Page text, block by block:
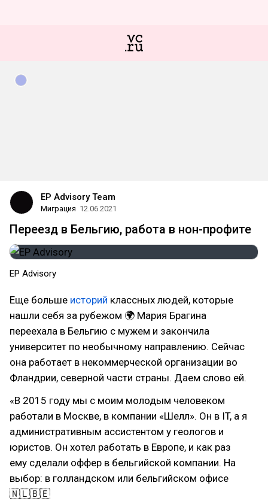
EP Advisory Team
Миграция 12.06.2021
Переезд в Бельгию, работа в нон-профите
EP Advisory
Еще больше историй классных людей, которые
нашли себя за рубежом 🌍 Мария Брагина
переехала в Бельгию с мужем и закончила
университет по необычному направлению. Сейчас
она работает в некоммерческой организации во
Фландрии, северной части страны. Даем слово ей.
«В 2015 году мы с моим молодым человеком
работали в Москве, в компании «Шелл». Он в IT, а я
административным ассистентом у геологов и
юристов. Он хотел работать в Европе, и как раз
ему сделали оффер в бельгийской компании. На
выбор: в голландском или бельгийском офисе
🇳🇱🇧🇪